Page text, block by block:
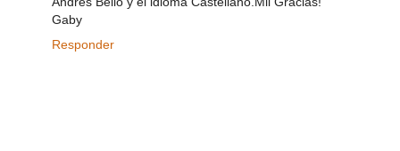
Gaby
Responder